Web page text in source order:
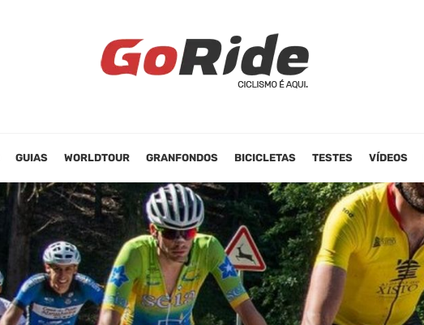
GUIAS WORLDTOUR GRANFONDOS BICICLETAS TESTES VÍDEOS